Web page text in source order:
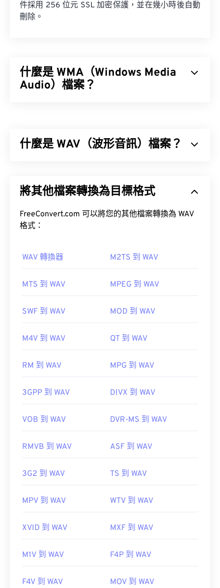
件採用 256 位元 SSL 加密保護，並在幾小時後自動
刪除。
什麼是 WMA（Windows Media
Audio）檔案？
來，WMA 不斷發展，推出了多個更新版本： WMA
如何開啟WMA檔案？
Player支援WMA文件，並且通常是開啟這些檔案的
他播放器和程式也支援這種檔案類型。
器和 UltraMixer
OverDrive Media
Console
Apple iOS Google Android
https://en.wikipedia.org/wiki/Windows_Media_Audio
us/windows/desktop/medfound/windows-media-
什麼是 WAV（波形音訊）檔案？
格式 (RIFF)進行迭代的成果。 WAV 檔案比
和
消費級設備上使用。
UltraMixer
初始發布：1991
實用連結：
https://www.techopedia.com/definition/12636/
將其他檔案轉換為目標格式
FreeConvert.com 可以將您的其他檔案轉換為 WAV
格式：
WAV 轉換器 M2TS 到 WAV
MTS 到 WAV MPEG 到 WAV
SWF 到 WAV MOD 到 WAV
M4V 到 WAV QT 到 WAV
RM 到 WAV MPG 到 WAV
3GPP 到 WAV DIVX 到 WAV
VOB 到 WAV DVR-MS 到 WAV
RMVB 到 WAV ASF 到 WAV
3G2 到 WAV TS 到 WAV
MPV 到 WAV WTV 到 WAV
XVID 到 WAV MXF 到 WAV
M1V 到 WAV F4P 到 WAV
F4V 到 WAV MOV 到 WAV